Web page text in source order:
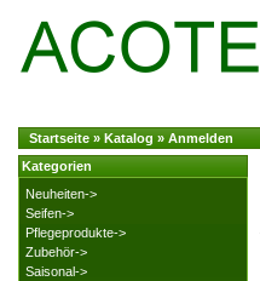
Startseite » Katalog » Anmelden
Kategorien
Neuheiten->
Seifen->
Pflegeprodukte->
Zubehör->
Saisonal->